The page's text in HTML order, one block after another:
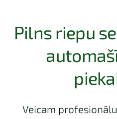
Pilns riepu
Veicam